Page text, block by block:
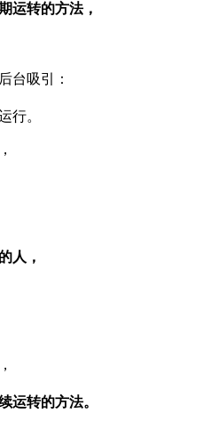
运转的方法，
台吸引：
行。
人，
运转的方法。